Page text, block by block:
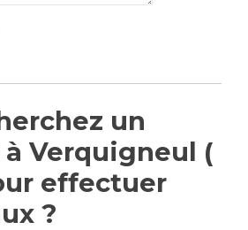
un
Verquigneul (
effectuer
?